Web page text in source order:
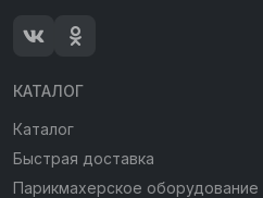
КАТАЛОГ
Каталог
Быстрая доставка
Парикмахерское оборудование